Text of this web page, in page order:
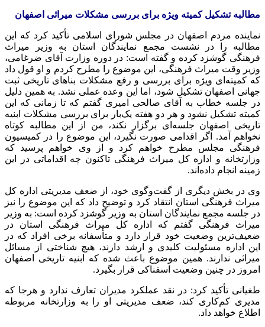
مطالبه تشکیل کمیته ویژه برای بررسی مشکلات میراثی اصفهان
نماینده مردم اصفهان در مجلس شورای اسلامی تأکید کرد که این
مطالبه را در نشست مجمع نمایندگان استان به وزیر میراث
فرهنگی گوشزد کرده و گفته است: در دوره وزارت آقای ضرغامی،
وزیر وقت میراث فرهنگی، این موضوع را مطرح کردم و او قول داد
که کمیته‌ای ویژه برای بررسی و رفع مشکلات بناهای تاریخی ثبت
جهانی اصفهان تشکیل شود، اما این وعده عملی نشد. به همین دلیل
در جلسه خطاب به آقای صالحی امیری گفتم که تا زمانی که این
کمیته تشکیل نشود و هر دو هفته یک‌بار برای بررسی مشکلات ابنیه
تاریخی اصفهان جلسه‌ای برگزار نکند، من از این مطالبه کوتاه
نخواهم آمد. اگر اقدامی صورت نگیرد، این موضوع را در کمیسیون
فرهنگی مجلس مطرح خواهم کرد و از وی خواهم پرسید که
وزارتخانه و اداره کل میراث فرهنگی تاکنون چه اقداماتی در این
زمینه انجام داده‌اند.
وی در بخش دیگری از گفت‌وگوی خود، از ضعف مدیریتی اداره کل
میراث فرهنگی استان انتقاد کرد و توضیح داد که این موضوع را نیز
در جلسه مجمع نمایندگان استان به وزیر گوشزد کرده است: به وزیر
میراث فرهنگی گفتم که اداره کل میراث فرهنگی استان در
ضعیف‌ترین وضعیت خود قرار دارد و متأسفانه برخی افراد که در
این اداره مسئولیت کلیدی و ارشد دارند، هیچ شناختی از مسائل
میراثی ندارند. همین موضوع باعث شده که ابنیه تاریخی اصفهان
امروز در چنین وضعیت اسفناکی قرار بگیرد.
طغیانی تأکید کرد: در نقد عملکرد مدیران تعارف ندارد و هرجا که
مدیری کم‌کاری کند، ضعف مدیریتی او را به وزارتخانه مربوطه
اطلاع خواهد داد.